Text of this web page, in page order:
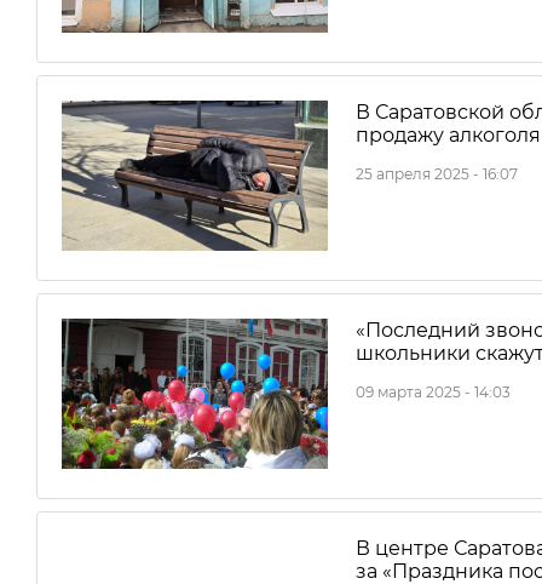
В Саратовской
продажу алкоголя
25 апреля 2025 - 16:07
«Последний
школьники
09 марта 2025 - 14:03
В центре
за «Праздника